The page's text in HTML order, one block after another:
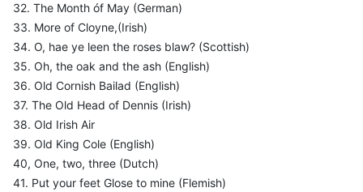
32. The Month óf May (German)
33. More of Cloyne,(Irish)
34. O, hae ye leen the roses blaw? (Scottish)
35. Oh, the oak and the ash (English)
36. Old Cornish Bailad (English)
37. The Old Head of Dennis (Irish)
38. Old Irish Air
39. Old King Cole (English)
40, One, two, three (Dutch)
41. Put your feet Glose to mine (Flemish)